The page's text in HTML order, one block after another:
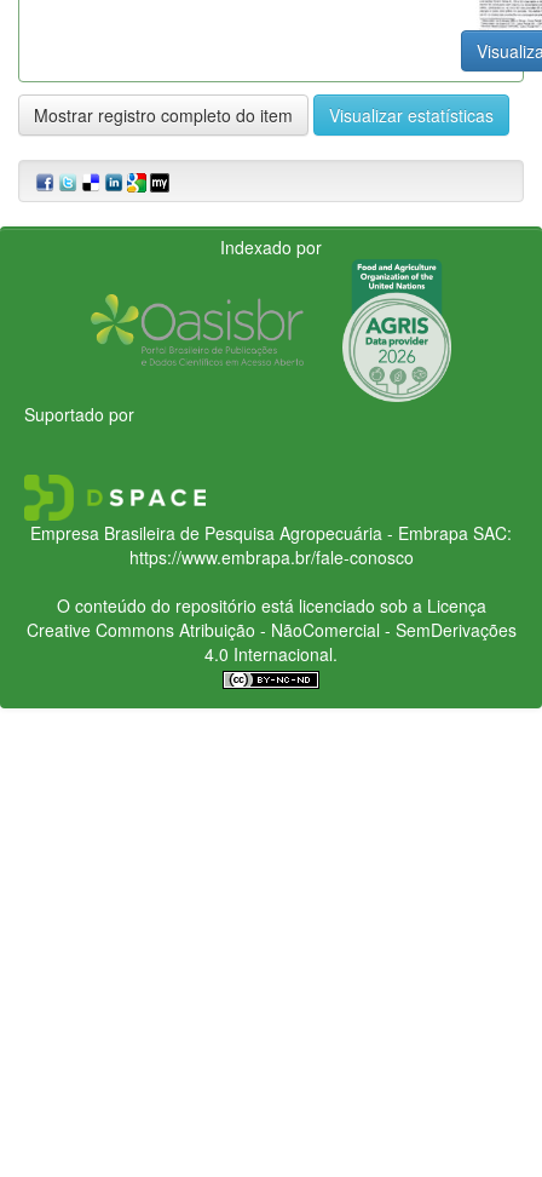
Mostrar registro completo do item Visualizar estatísticas
Indexado por
Suportado por
Empresa Brasileira de Pesquisa Agropecuária - Embrapa SAC:
https://www.embrapa.br/fale-conosco
O conteúdo do repositório está licenciado sob a Licença
Creative CommonsAtribuição - NãoComercial - SemDerivações
4.0 Internacional.